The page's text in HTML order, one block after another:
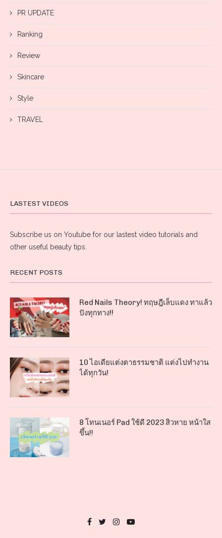
PR UPDATE
Ranking
Review
Skincare
Style
TRAVEL
LASTEST VIDEOS
Subscribe us on Youtube for our lastest video tutorials and
other useful beauty tips.
RECENT POSTS
Red Nails Theory! ทฤษฎีเล็บแดง ทาแล้ว
ปังทุกทาง!!
10 ไอเดียแต่งตาธรรมชาติ แต่งไปทำงาน
ได้ทุกวัน!
8 โทนเนอร์ Pad ใช้ดี 2023 สิวหาย หน้าใส
ขึ้น!!